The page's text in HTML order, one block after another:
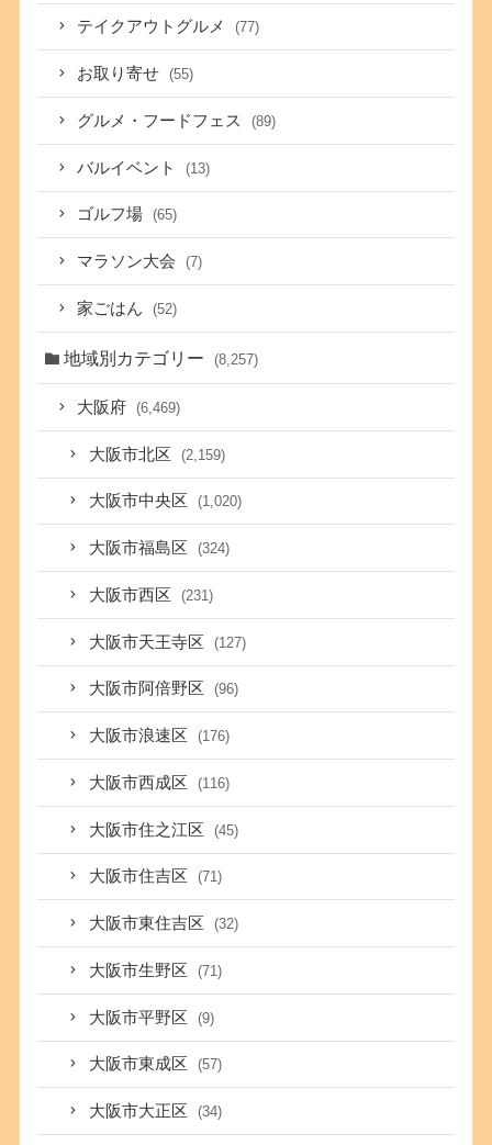
テイクアウトグルメ (77)
お取り寄せ (55)
グルメ・フードフェス (89)
バルイベント (13)
ゴルフ場 (65)
マラソン大会 (7)
家ごはん (52)
地域別カテゴリー (8,257)
大阪府 (6,469)
大阪市北区 (2,159)
大阪市中央区 (1,020)
大阪市福島区 (324)
大阪市西区 (231)
大阪市天王寺区 (127)
大阪市阿倍野区 (96)
大阪市浪速区 (176)
大阪市西成区 (116)
大阪市住之江区 (45)
大阪市住吉区 (71)
大阪市東住吉区 (32)
大阪市生野区 (71)
大阪市平野区 (9)
大阪市東成区 (57)
大阪市大正区 (34)